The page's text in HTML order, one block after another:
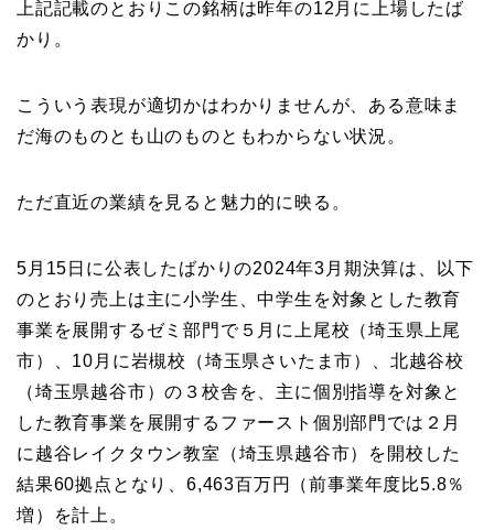
上記記載のとおりこの銘柄は昨年の12月に上場したば
かり。
こういう表現が適切かはわかりませんが、ある意味ま
だ海のものとも山のものともわからない状況。
ただ直近の業績を見ると魅力的に映る。
5月15日に公表したばかりの2024年3月期決算は、以下
のとおり売上は主に小学生、中学生を対象とした教育
事業を展開するゼミ部門で５月に上尾校（埼玉県上尾
市）、10月に岩槻校（埼玉県さいたま市）、北越谷校
（埼玉県越谷市）の３校舎を、主に個別指導を対象と
した教育事業を展開するファースト個別部門では２月
に越谷レイクタウン教室（埼玉県越谷市）を開校した
結果60拠点となり、6,463百万円（前事業年度比5.8％
増）を計上。